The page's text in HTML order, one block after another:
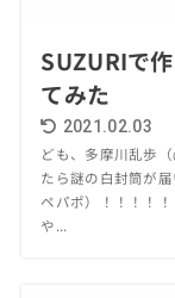
SUZURIで
てみた
2021.02.03
ども、多摩川乱歩
たら謎の白封筒が
ペパポ）！！！！
や...